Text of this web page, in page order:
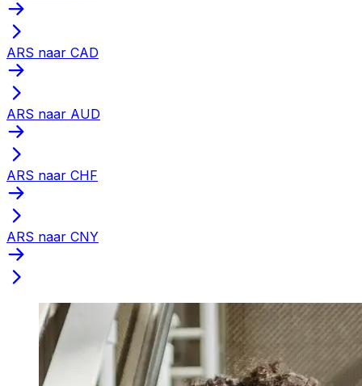
ARS naar CAD
ARS naar AUD
ARS naar CHF
ARS naar CNY